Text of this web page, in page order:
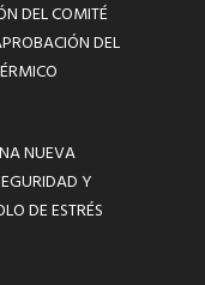
DEL COMITÉ
DEL
NUEVA
Y
DE ESTRÉS